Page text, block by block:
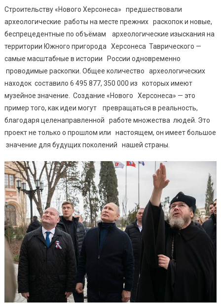
Строительству «Нового Херсонеса» предшествовали
археологические работы на месте прежних раскопок и новые,
беспрецедентные по объёмам археологические изыскания на
территории Южного пригорода Херсонеса Таврического —
самые масштабные в истории России одновременно
проводимые раскопки. Общее количество археологических
находок составило 6 495 877, 350 000 из которых имеют
музейное значение. Создание «Нового Херсонеса» — это
пример того, как идеи могут превращаться в реальность,
благодаря целенаправленной работе множества людей. Это
проект не только о прошлом или настоящем, он имеет большое
значение для будущих поколений нашей страны.